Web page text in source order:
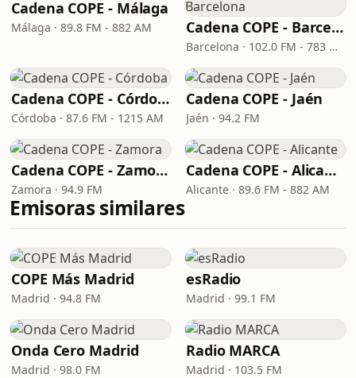
Cadena COPE - Málaga
Málaga · 89.8 FM - 882 AM Cadena COPE - Barcelona
Barcelona · 102.0 FM - 783 OM - DAB 9D
Cadena COPE - Córdoba
Córdoba · 87.6 FM - 1215 AM
Cadena COPE - Jaén
Jaén · 94.2 FM
Cadena COPE - Zamora
Zamora · 94.9 FM
Cadena COPE - Alicante
Alicante · 89.6 FM - 882 AM
Emisoras similares
COPE Más Madrid
Madrid · 94.8 FM
esRadio
Madrid · 99.1 FM
Onda Cero Madrid
Madrid · 98.0 FM
Radio MARCA
Madrid · 103.5 FM